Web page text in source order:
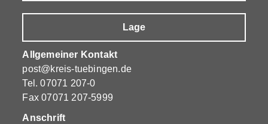
Lage
Allgemeiner Kontakt
post@kreis-tuebingen.de
Tel.07071 207-0
Fax 07071 207-5999
Anschrift